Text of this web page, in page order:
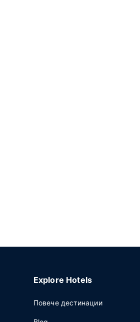
Explore Hotels
Повече дестинации